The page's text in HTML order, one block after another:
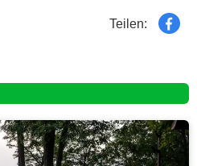
Teilen: